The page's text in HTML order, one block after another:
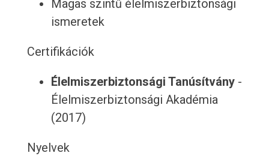
Magas szintű élelmiszerbiztonsági
ismeretek
Certifikációk
Élelmiszerbiztonsági Tanúsítvány-
Élelmiszerbiztonsági Akadémia
(2017)
Nyelvek